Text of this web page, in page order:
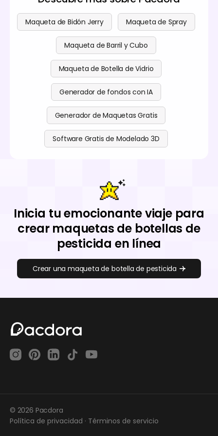
Maqueta de Bidón Jerry Maqueta de Spray
Maqueta de Barril y Cubo
Maqueta de Botella de Vidrio
Generador de fondos con IA
Generador de Maquetas Gratis
Software Gratis de Modelado 3D
Inicia tu emocionante viaje para
crear maquetas de botellas de
pesticida en línea
Crear una maqueta de botella de pesticida
© 2026 Pacdora
Política de privacidad · Términos de servicio